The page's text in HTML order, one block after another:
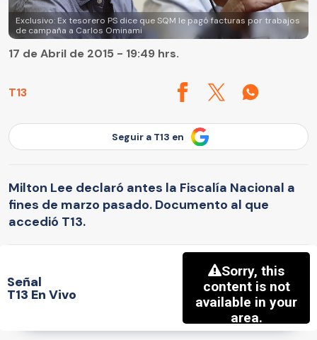
Exclusivo: Ex tesorero PS dice que SQM le pagó facturas por trabajos
de campaña a Carlos Ominami
T13
17 de Abril de 2015 - 19:49 hrs.
Seguir a T13 en
Milton Lee declaró antes la Fiscalía Nacional a
fines de marzo pasado. Documento al que
accedió T13.
Señal
T13 En Vivo